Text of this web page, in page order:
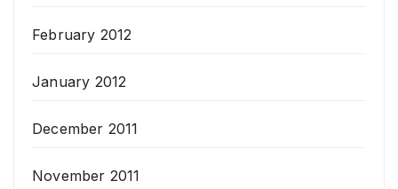
February 2012
January 2012
December 2011
November 2011